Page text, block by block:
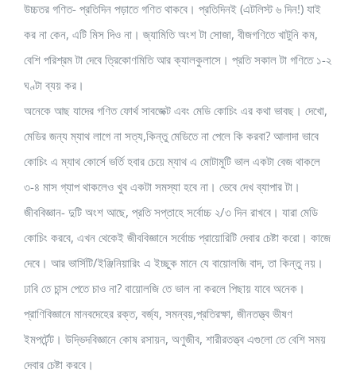
উচ্চতর গণিত- প্রতিদিন পড়াতে গণিত থাকবে। প্রতিদিনই (এটলিস্ট ৬ দিন!) যাই
কর না কেন, এটি মিস দিও না। জ্যামিতি অংশ টা সোজা, বীজগণিতে খাটুনি কম,
বেশি পরিশ্রম টা দেবে ত্রিকোণমিতি আর ক্যালকুলাসে। প্রতি সকাল টা গণিতে ১-২
ঘণ্টা ব্যয় কর।
অনেকে আছ যাদের গণিত ফোর্থ সাবজেক্ট এবং মেডি কোচিং এর কথা ভাবছ। দেখো,
মেডির জন্য ম্যাথ লাগে না সত্য,কিন্তু মেডিতে না পেলে কি করবা? আলাদা ভাবে
কোচিং এ ম্যাথ কোর্সে ভর্তি হবার চেয়ে ম্যাথ এ মোটামুটি ভাল একটা বেজ থাকলে
৩-৪ মাস গ্যাপ থাকলেও খুব একটা সমস্যা হবে না। ভেবে দেখ ব্যাপার টা।
জীববিজ্ঞান- দুটি অংশ আছে, প্রতি সপ্তাহে সর্বোচ্চ ২/৩ দিন রাখবে। যারা মেডি
কোচিং করবে, এখন থেকেই জীববিজ্ঞানে সর্বোচ্চ প্রায়োরিটি দেবার চেষ্টা করো। কাজে
দেবে। আর ভার্সিটি/ইঞ্জিনিয়ারিং এ ইচ্ছুক মানে যে বায়োলজি বাদ, তা কিন্তু নয়।
ঢাবি তে চান্স পেতে চাও না? বায়োলজি তে ভাল না করলে পিছায় যাবে অনেক।
প্রাণিবিজ্ঞানে মানবদেহের রক্ত, বর্জ্য, সমন্বয়,প্রতিরক্ষা, জীনতত্ত্ব ভীষণ
ইমপর্টেন্ট। উদ্ভিদবিজ্ঞানে কোষ রসায়ন, অণুজীব, শারীরতত্ত্ব এগুলো তে বেশি সময়
দেবার চেষ্টা করবে।